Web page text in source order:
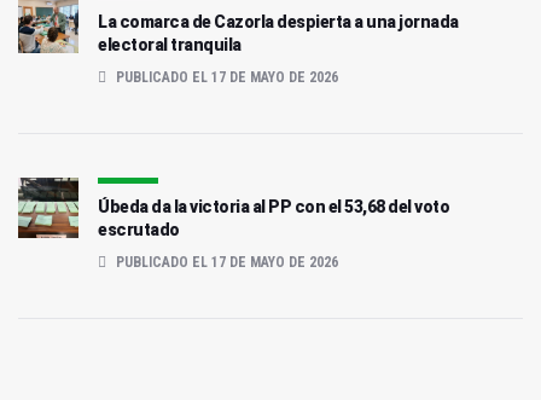
La comarca de Cazorla despierta a una jornada
electoral tranquila
PUBLICADO EL 17 DE MAYO DE 2026
Úbeda da la victoria al PP con el 53,68 del voto
escrutado
PUBLICADO EL 17 DE MAYO DE 2026